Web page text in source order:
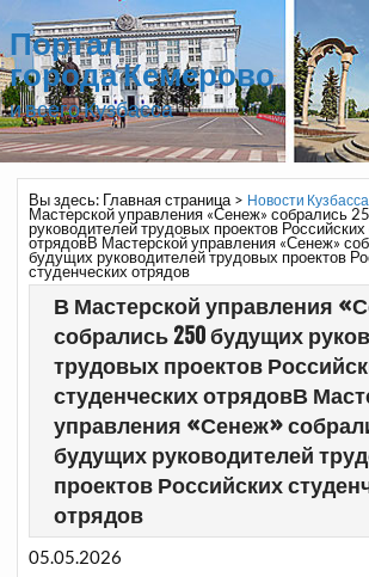
Портал
города Кемерово
и всего Кузбасса
Вы здесь: Главная страница> Новости
Мастерской управления «Сенеж» собрались
руководителей трудовых проектов Российских
отрядовВ Мастерской управления «Сенеж»
будущих руководителей трудовых проектов
студенческих отрядов
В Мастерской управления
собрались 250 будущих
трудовых проектов
студенческих отрядовВ
управления «Сенеж»
будущих руководителей
проектов Российских
отрядов
05.05.2026